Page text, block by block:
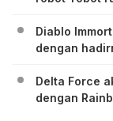
Diablo
dengan
Delta Force
dengan